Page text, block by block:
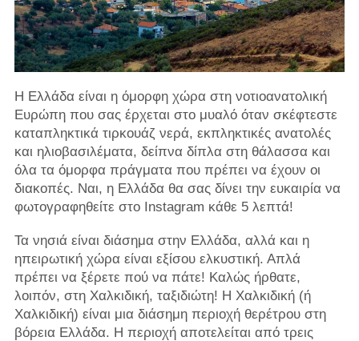
Η Ελλάδα είναι η όμορφη χώρα στη νοτιοανατολική
Ευρώπη που σας έρχεται στο μυαλό όταν σκέφτεστε
καταπληκτικά τιρκουάζ νερά, εκπληκτικές ανατολές
και ηλιοβασιλέματα, δείπνα δίπλα στη θάλασσα και
όλα τα όμορφα πράγματα που πρέπει να έχουν οι
διακοπές. Ναι, η Ελλάδα θα σας δίνει την ευκαιρία να
φωτογραφηθείτε στο Instagram κάθε 5 λεπτά!
Τα νησιά είναι διάσημα στην Ελλάδα, αλλά και η
ηπειρωτική χώρα είναι εξίσου ελκυστική. Απλά
πρέπει να ξέρετε πού να πάτε! Καλώς ήρθατε,
λοιπόν, στη Χαλκιδική, ταξιδιώτη! Η Χαλκιδική (ή
Χαλκιδική) είναι μια διάσημη περιοχή θερέτρου στη
βόρεια Ελλάδα. Η περιοχή αποτελείται από τρεις